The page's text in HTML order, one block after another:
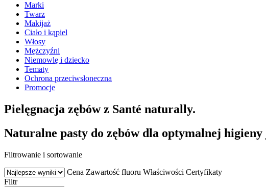
Marki
Twarz
Makijaż
Ciało i kąpiel
Włosy
Mężczyźni
Niemowlę i dziecko
Tematy
Ochrona przeciwsłoneczna
Promocje
Pielęgnacja zębów z Santé naturally.
Naturalne pasty do zębów dla optymalnej
Filtrowanie i sortowanie
Cena Zawartość fluoru Właściwości Certyfikaty
Filtr